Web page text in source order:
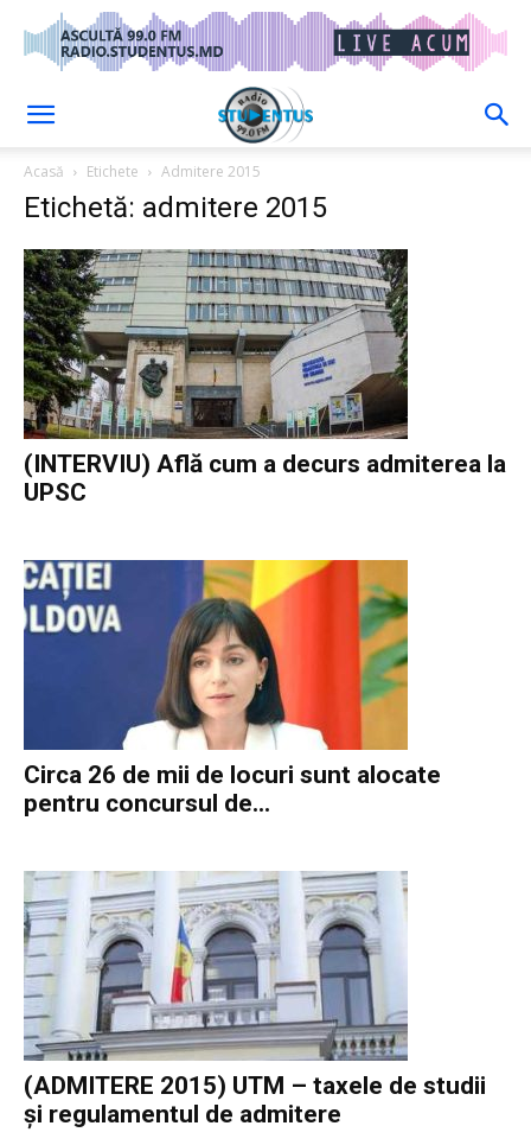
Acasă Etichete Admitere 2015
Etichetă: admitere 2015
(INTERVIU) Află cum a decurs admiterea la
UPSC
Circa 26 de mii de locuri sunt alocate
pentru concursul de...
(ADMITERE 2015) UTM – taxele de studii
şi regulamentul de admitere